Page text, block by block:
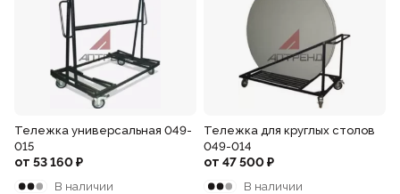
Тележка универсальная 049-
015
от 53 160₽
В наличии
Тележка для круглых столов
049-014
от 47 500₽
В наличии